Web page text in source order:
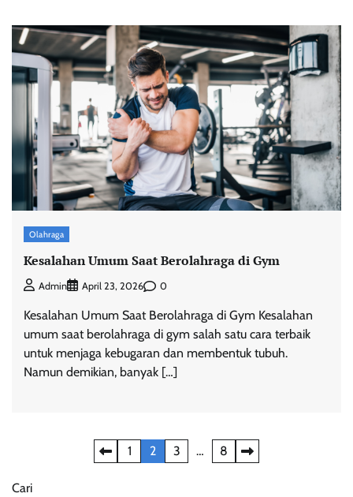
Olahraga
Kesalahan Umum Saat Berolahraga di Gym
Admin April 23, 2026 0
Kesalahan Umum Saat Berolahraga di Gym Kesalahan
umum saat berolahraga di gym salah satu cara terbaik
untuk menjaga kebugaran dan membentuk tubuh.
Namun demikian, banyak […]
pos
1 2 3 … 8
Cari